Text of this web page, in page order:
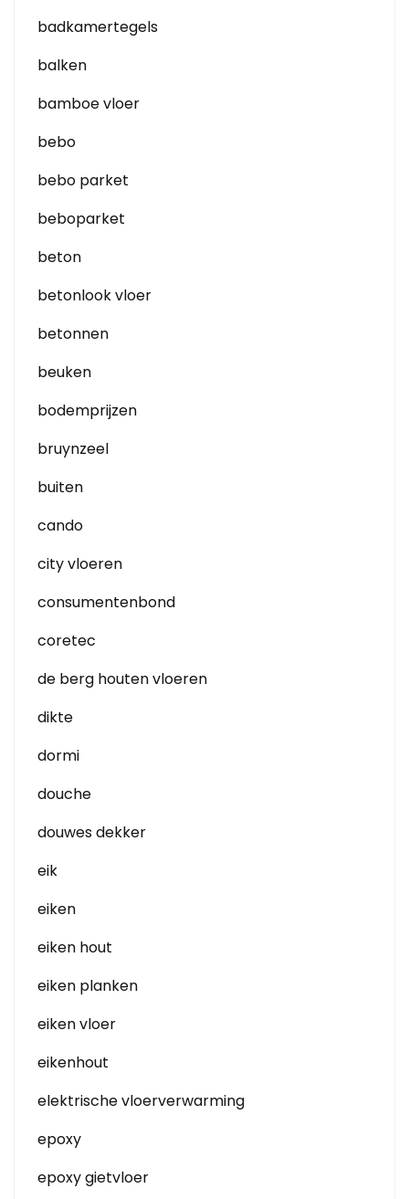
badkamertegels
balken
bamboe vloer
bebo
bebo parket
beboparket
beton
betonlook vloer
betonnen
beuken
bodemprijzen
bruynzeel
buiten
cando
city vloeren
consumentenbond
coretec
de berg houten vloeren
dikte
dormi
douche
douwes dekker
eik
eiken
eiken hout
eiken planken
eiken vloer
eikenhout
elektrische vloerverwarming
epoxy
epoxy gietvloer